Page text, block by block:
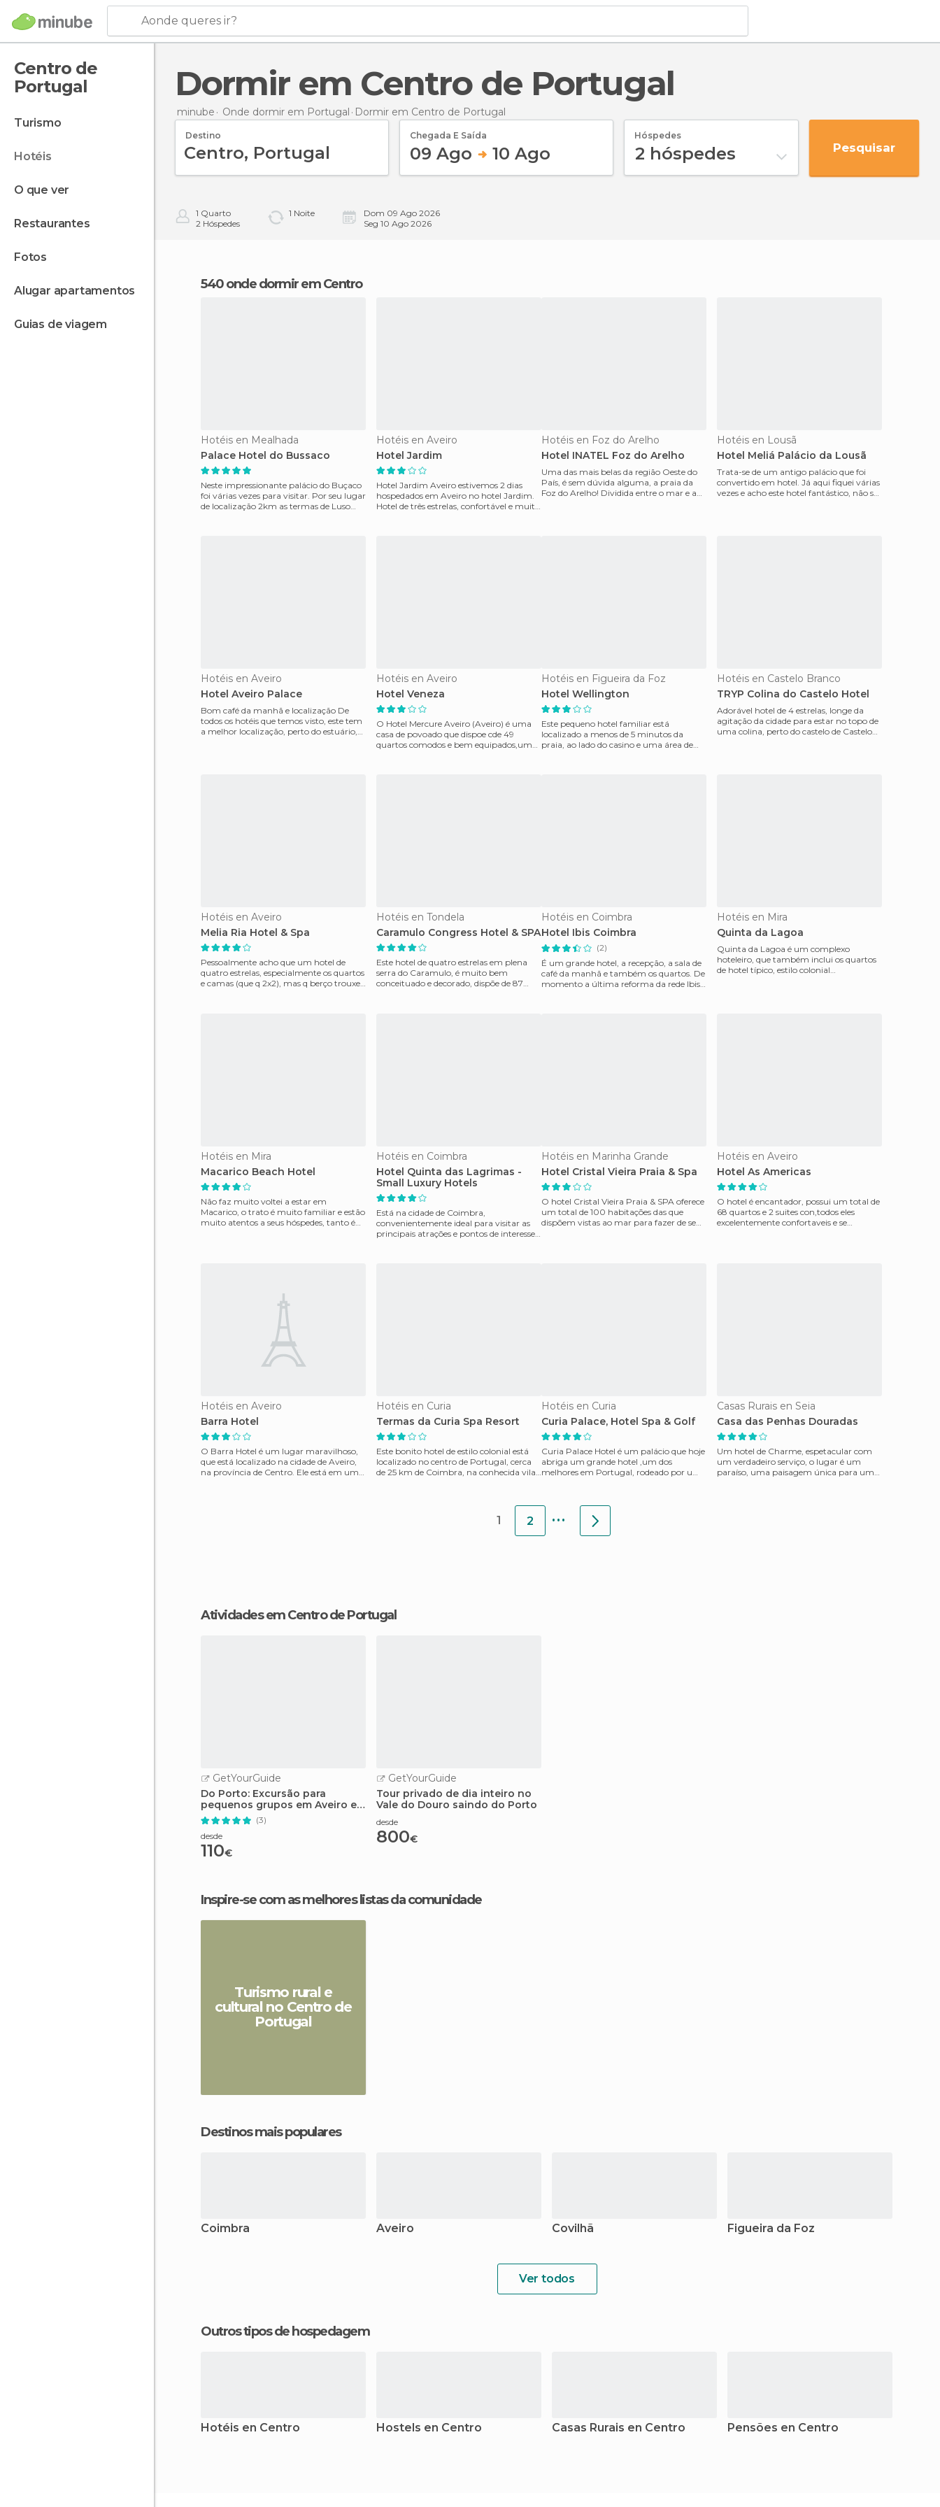
Aonde queres ir?
Centro de
Portugal
turismo
hotéis
o que ver
restaurantes
fotos
alugar apartamentos
guias de viagem
Dormir em Centro de Portugal
minube Onde dormir em Portugal Dormir em Centro de Portugal
Destino Chegada E Saída
09 Ago 10 Ago
Hóspedes
2 hóspedes Pesquisar
1 Quarto
2 Hóspedes
1 Noite
Dom 09 Ago 2026
Seg 10 Ago 2026
540 onde dormir em Centro
Hotéis en Mealhada
Palace Hotel do Bussaco
Neste impressionante palácio do Buçaco
foi várias vezes para visitar. Por seu lugar
de localização 2km as termas de Luso
Hotéis en Aveiro
Hotel Jardim
Hotel Jardim Aveiro estivemos 2 dias
hospedados em Aveiro no hotel Jardim.
Hotel de três estrelas, confortável e muito
Hotéis en Foz do Arelho
Hotel INATEL Foz do Arelho
Uma das mais belas da região Oeste do
País, é sem dúvida alguma, a praia da
Foz do Arelho! Dividida entre o mar e a
Hotéis en Lousã
Hotel Meliá Palácio da Lousã
Trata-se de um antigo palácio que foi
convertido em hotel. Já aqui fiquei várias
vezes e acho este hotel fantástico, não só
Hotéis en Aveiro
Hotel Aveiro Palace
Bom café da manhã e localização De
todos os hotéis que temos visto, este tem
a melhor localização, perto do estuário,
Hotéis en Aveiro
Hotel Veneza
O Hotel Mercure Aveiro (Aveiro) é uma
casa de povoado que dispoe cde 49
quartos comodos e bem equipados,um
Hotéis en Figueira da Foz
Hotel Wellington
Este pequeno hotel familiar está
localizado a menos de 5 minutos da
praia, ao lado do casino e uma área de
Hotéis en Castelo Branco
TRYP Colina do Castelo Hotel
Adorável hotel de 4 estrelas, longe da
agitação da cidade para estar no topo de
uma colina, perto do castelo de Castelo
Hotéis en Aveiro
Melia Ria Hotel & Spa
Pessoalmente acho que um hotel de
quatro estrelas, especialmente os quartos
e camas (que q 2x2), mas q berço trouxe
Hotéis en Tondela
Caramulo Congress Hotel & SPA
Este hotel de quatro estrelas em plena
serra do Caramulo, é muito bem
conceituado e decorado, dispõe de 87
Hotéis en Coimbra
Hotel Ibis Coimbra
(2)
É um grande hotel, a recepção, a sala de
café da manhã e também os quartos. De
momento a última reforma da rede Ibis
Hotéis en Mira
Quinta da Lagoa
Quinta da Lagoa é um complexo
hoteleiro, que também inclui os quartos
de hotel típico, estilo colonial
Hotéis en Mira
Macarico Beach Hotel
Não faz muito voltei a estar em
Macarico, o trato é muito familiar e estão
muito atentos a seus hóspedes, tanto é
Hotéis en Coimbra
Hotel Quinta das Lagrimas -
Small Luxury Hotels
Está na cidade de Coimbra,
convenientemente ideal para visitar as
principais atrações e pontos de interesse
Hotéis en Marinha Grande
Hotel Cristal Vieira Praia & Spa
O hotel Cristal Vieira Praia & SPA oferece
um total de 100 habitações das que
dispõem vistas ao mar para fazer de seu
Hotéis en Aveiro
Hotel As Americas
O hotel é encantador, possui um total de
68 quartos e 2 suites con,todos eles
excelentemente confortaveis e se
Hotéis en Aveiro
Barra Hotel
O Barra Hotel é um lugar maravilhoso,
que está localizado na cidade de Aveiro,
na província de Centro. Ele está em uma
Hotéis en Curia
Termas da Curia Spa Resort
Este bonito hotel de estilo colonial está
localizado no centro de Portugal, cerca
de 25 km de Coimbra, na conhecida vila
Hotéis en Curia
Curia Palace, Hotel Spa & Golf
Curia Palace Hotel é um palácio que hoje
abriga um grande hotel ,um dos
melhores em Portugal, rodeado por um
Casas Rurais en Seia
Casa das Penhas Douradas
Um hotel de Charme, espetacular com
um verdadeiro serviço, o lugar é um
paraíso, uma paisagem única para um
1 2 ...
Atividades em Centro de Portugal
GetYourGuide
Do Porto: Excursão para
pequenos grupos em Aveiro e
Coimbra + cruzeiro fluvial
(3)
desde
110€
GetYourGuide
Tour privado de dia inteiro no
Vale do Douro saindo do Porto
desde
800€
Inspire-se com as melhores listas da comunidade
Turismo rural e
cultural no Centro de
Portugal
Destinos mais populares
Coimbra Aveiro Covilhã Figueira da Foz
Ver todos
Outros tipos de hospedagem
Hotéis en Centro Hostels en Centro Casas Rurais en Centro Pensões en Centro